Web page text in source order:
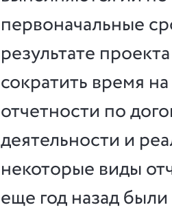
первоначальные
результате
сократить время
отчетности по
деятельности и
некоторые виды
еще год назад